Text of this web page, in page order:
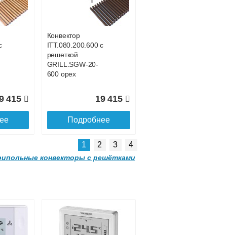
052
GRILL.SGWL-16-
32 963
Подробнее
с решеткой
GRILL.SGWL-16-
2000 венге.
415
Конвектор
ITT.080.200.600 с
решеткой
GRILL.SGW-20-
600 орех
19 415
Подробнее
1 2 3 4
конвекторы с решётками